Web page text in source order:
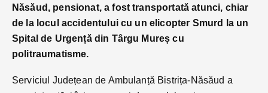
Năsăud, pensionat, a fost transportată atunci, chiar
de la locul accidentului cu un elicopter Smurd la un
Spital de Urgență din Târgu Mureș cu
politraumatisme.
Serviciul Județean de Ambulanță Bistrița-Năsăud a